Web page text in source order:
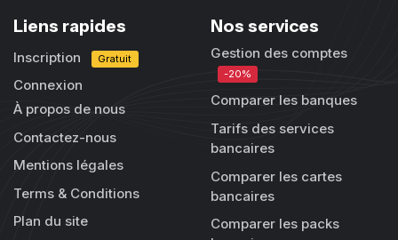
Liens rapides
Inscription Gratuit
Connexion
À propos de nous
Contactez-nous
Mentions légales
Terms & Conditions
Plan du site
Nos services
Gestion des comptes
-20%
Comparer les banques
Tarifs des services
bancaires
Comparer les cartes
bancaires
Comparer les packs